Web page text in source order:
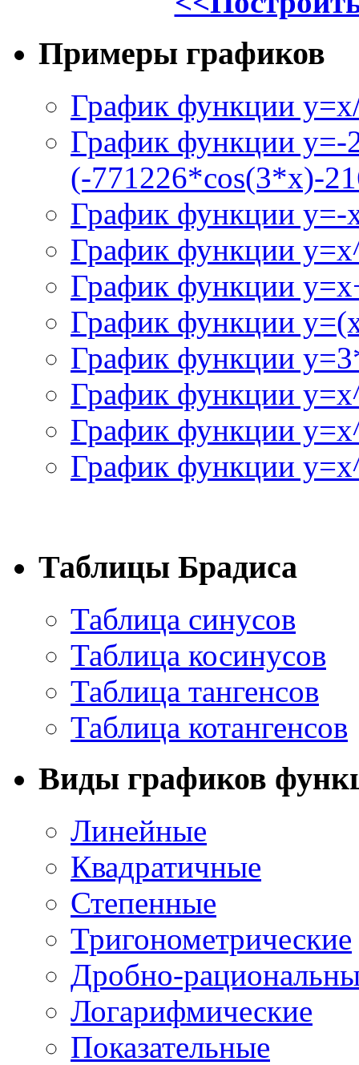
Примеры графиков
График функции
График функции y=-
(-771226*cos(3*x)-
График функции
График функции
График функции
График функции
График функции
График функции
График функции
График функции
Таблицы Брадиса
Таблица синусов
Таблица косинусов
Таблица тангенсов
Таблица котангенсов
Виды графиков
Линейные
Квадратичные
Степенные
Тригонометрические
Дробно-
Логарифмические
Показательные